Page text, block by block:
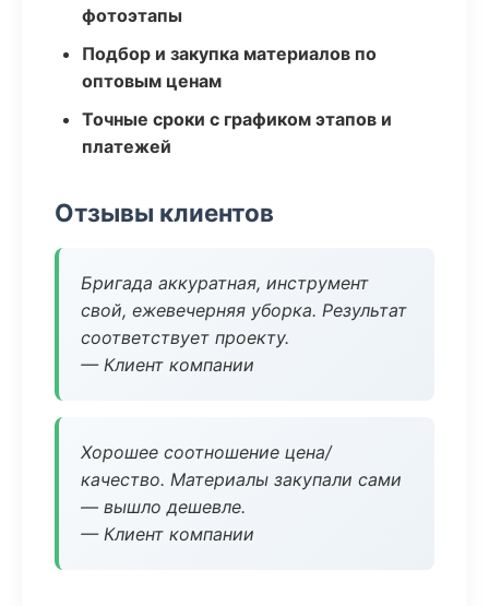
фотоэтапы
Подбор и закупка материалов по
оптовым ценам
Точные сроки с графиком этапов и
платежей
Отзывы клиентов
Бригада аккуратная, инструмент
свой, ежевечерняя уборка. Результат
соответствует проекту.
— Клиент компании
Хорошее соотношение цена/
качество. Материалы закупали сами
— вышло дешевле.
— Клиент компании